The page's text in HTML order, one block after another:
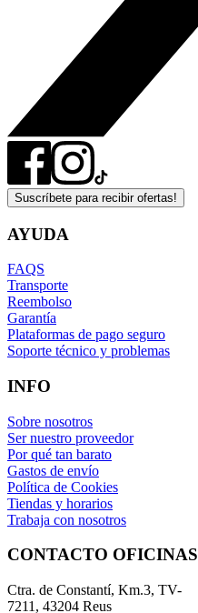
Suscríbete para recibir ofertas!
AYUDA
FAQS
Transporte
Reembolso
Garantía
Plataformas de pago seguro
Soporte técnico y problemas
INFO
Sobre nosotros
Ser nuestro proveedor
Por qué tan barato
Gastos de envío
Política de Cookies
Tiendas y horarios
Trabaja con nosotros
CONTACTO OFICINAS
Ctra. de Constantí, Km.3, TV-
7211, 43204 Reus